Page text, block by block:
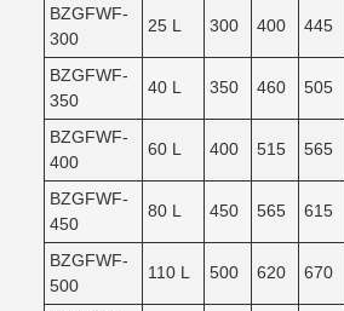
BZGFWF-
300
25 L 300 400 445
BZGFWF-
350
40 L 350 460 505
BZGFWF-
400
60 L 400 515 565
BZGFWF-
450
80 L 450 565 615
BZGFWF-
500
110 L 500 620 670